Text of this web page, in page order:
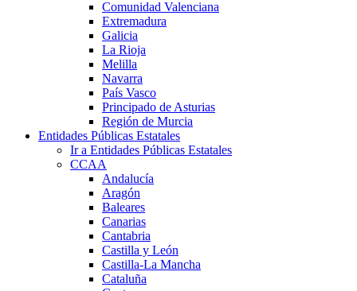
Comunidad Valenciana
Extremadura
Galicia
La Rioja
Melilla
Navarra
País Vasco
Principado de Asturias
Región de Murcia
Entidades Públicas Estatales
Ir a Entidades Públicas Estatales
CCAA
Andalucía
Aragón
Baleares
Canarias
Cantabria
Castilla y León
Castilla-La Mancha
Cataluña